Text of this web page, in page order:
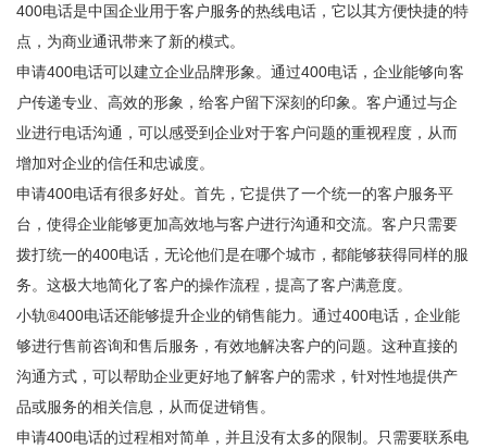
服务
更优
400电话是中国企业用于客户服务的热线电话 ，它以其方便快捷的特
点，为商业通讯带来了新的模式。
申请400电话可以建立企业品牌形象。通过400电话，企业能够向客
户传递专业、高效的形象，给客户留下深刻的印象。客户通过与企
业进行电话沟通，可以感受到企业对于客户问题的重视程度，从而
增加对企业的信任和忠诚度。
申请400电话有很多好处。首先，它提供了一个统一的客户服务平
台，使得企业能够更加高效地与客户进行沟通和交流。客户只需要
拨打统一的400电话，无论他们是在哪个城市，都能够获得同样的服
务。这极大地简化了客户的操作流程，提高了客户满意度。
小轨®400电话还能够提升企业的销售能力。通过400电话，企业能
够进行售前咨询和售后服务，有效地解决客户的问题。这种直接的
沟通方式，可以帮助企业更好地了解客户的需求，针对性地提供产
品或服务的相关信息，从而促进销售。
申请400电话的过程相对简单，并且没有太多的限制。只需要联系电